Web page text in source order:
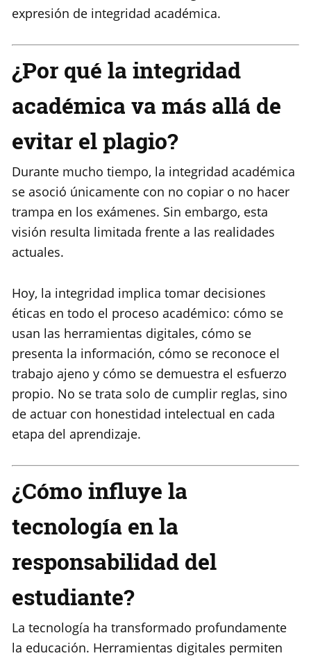
expresión de integridad académica.
¿Por qué la integridad
académica va más allá de
evitar el plagio?
Durante mucho tiempo, la integridad académica
se asoció únicamente con no copiar o no hacer
trampa en los exámenes. Sin embargo, esta
visión resulta limitada frente a las realidades
actuales.
Hoy, la integridad implica tomar decisiones
éticas en todo el proceso académico: cómo se
usan las herramientas digitales, cómo se
presenta la información, cómo se reconoce el
trabajo ajeno y cómo se demuestra el esfuerzo
propio. No se trata solo de cumplir reglas, sino
de actuar con honestidad intelectual en cada
etapa del aprendizaje.
¿Cómo influye la
tecnología en la
responsabilidad del
estudiante?
La tecnología ha transformado profundamente
la educación. Herramientas digitales permiten